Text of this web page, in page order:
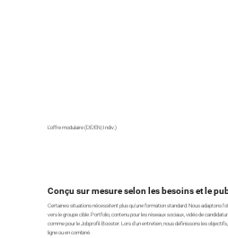
L'offre modulaire (DE/EN | Indiv.)
Conçu sur mesure selon les besoins et le
Certaines situations nécessitent plus qu'une formation standard. Nous adaptons
vers le groupe cible. Portfolio, contenu pour les réseaux sociaux, vidéo de
comme pour le Jobprofil-Booster. Lors d'un entretien, nous définissons les
ligne ou en combiné.